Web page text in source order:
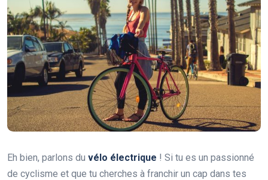
Eh bien, parlons du vélo électrique ! Si tu es un passionné
de cyclisme et que tu cherches à franchir un cap dans tes